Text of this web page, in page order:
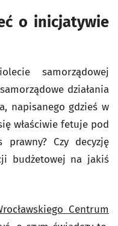
o inicjatywie
samorządowej
działania
napisanego gdzieś w
właściwie fetuje pod
prawny? Czy decyzję
budżetowej na jakiś
Centrum